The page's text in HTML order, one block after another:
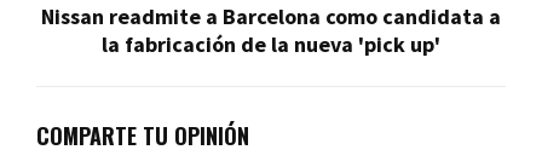
Nissan readmite a Barcelona como candidata a
la fabricación de la nueva 'pick up'
COMPARTE TU OPINIÓN